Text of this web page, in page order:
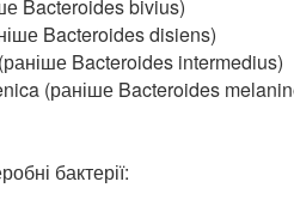
Bacteroides bivius)
Bacteroides disiens)
Bacteroides intermedius)
(раніше Bacteroides
бактерії: